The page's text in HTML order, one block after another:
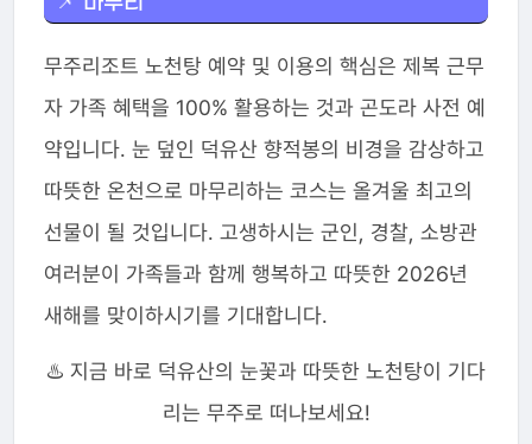
무주리조트 노천탕 예약 및 이용의 핵심은 제복 근무
자 가족 혜택을 100% 활용하는 것과 곤도라 사전 예
약입니다. 눈 덮인 덕유산 향적봉의 비경을 감상하고
따뜻한 온천으로 마무리하는 코스는 올겨울 최고의
선물이 될 것입니다. 고생하시는 군인, 경찰, 소방관
여러분이 가족들과 함께 행복하고 따뜻한 2026년
새해를 맞이하시기를 기대합니다.
♨️ 지금 바로 덕유산의 눈꽃과 따뜻한 노천탕이 기다
리는 무주로 떠나보세요!